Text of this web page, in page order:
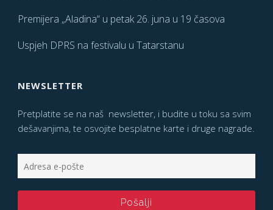
Premijera „Aladina“ u petak 26. juna u 19 časova
Uspjeh DPRS na festivalu u Tatarstanu
NEWSLETTER
Pretplatite se na naš newsletter, i budite u toku sa svim
dešavanjima, te osvojite besplatne karte i druge nagrade.